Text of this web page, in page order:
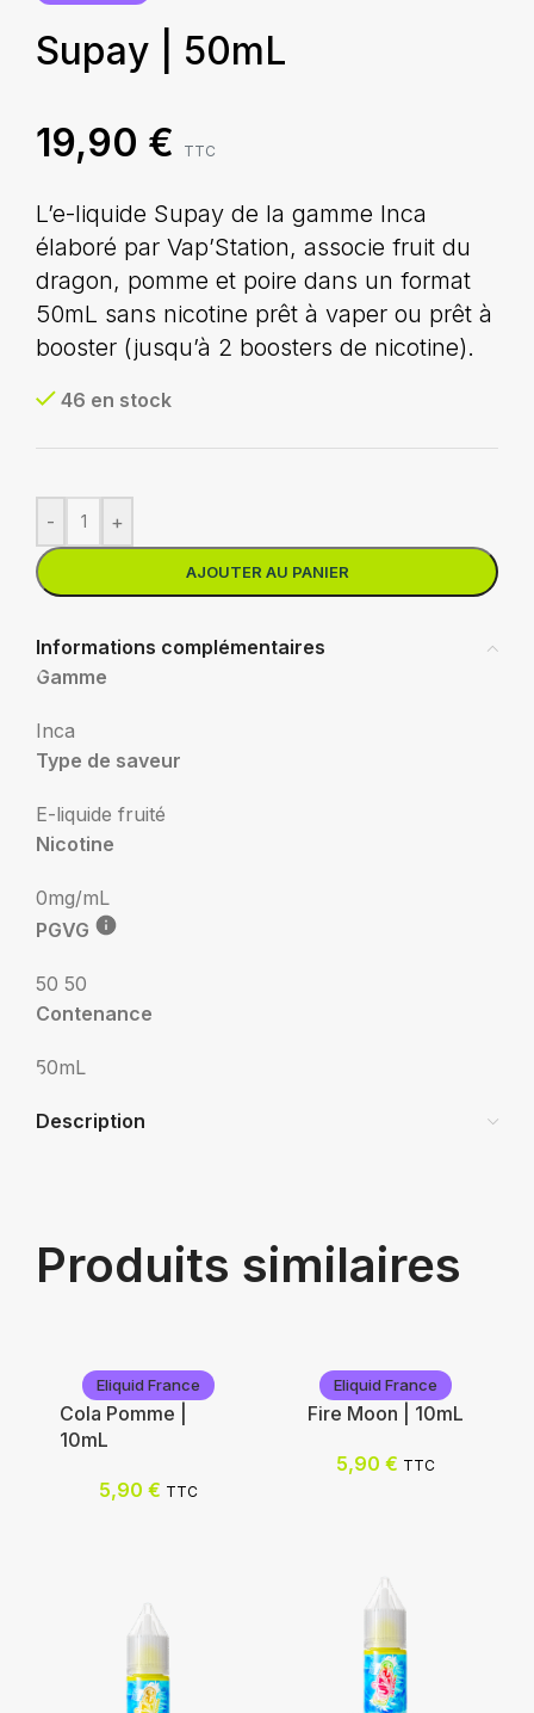
Supay | 50mL
19,90 € TTC
L’e-liquide Supay de la gamme Inca
élaboré par Vap’Station, associe fruit du
dragon, pomme et poire dans un format
50mL sans nicotine prêt à vaper ou prêt à
booster (jusqu’à 2 boosters de nicotine).
46 en stock
- +
AJOUTER AU PANIER
Informations complémentaires
Gamme
Inca
Type de saveur
E-liquide fruité
Nicotine
0mg/mL
PGVG
50 50
Contenance
50mL
Description
Produits similaires
Eliquid France
Cola Pomme |
10mL
5,90 € TTC
Eliquid France
Fire Moon | 10mL
5,90 € TTC